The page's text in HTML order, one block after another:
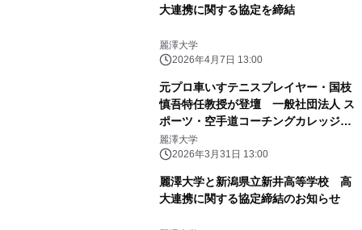
大連携に関する協定を締結
麗澤大学
2026年4月7日 13:00
元プロ車いすテニスプレイヤー・国枝
慎吾特任教授が登壇 一般社団法人 ス
ポーツ・空手道コーチングカレッジ
「第1回創立記念フォーラム」4月19日
(日)麗澤大学にて開催
麗澤大学
2026年3月31日 13:00
麗澤大学と新潟県立新井高等学校 高
大連携に関する協定締結のお知らせ